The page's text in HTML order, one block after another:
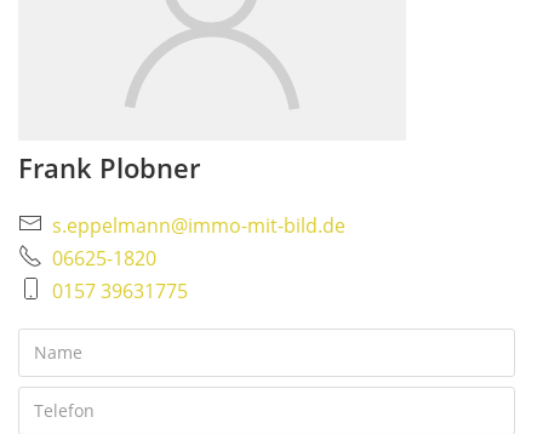
Frank Plobner
s.eppelmann@immo-mit-bild.de
06625-1820
0157 39631775